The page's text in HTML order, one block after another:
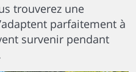
trouverez une
parfaitement à
survenir pendant